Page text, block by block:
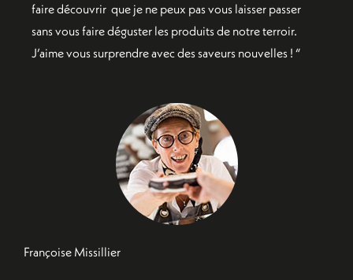
faire découvrir que je ne peux pas vous laisser passer
sans vous faire déguster les produits de notre terroir.
J’aime vous surprendre avec des saveurs nouvelles ! “
Françoise Missillier